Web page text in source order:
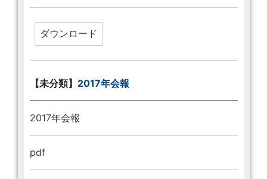
【未分類】 2017年会報
2017年会報
pdf